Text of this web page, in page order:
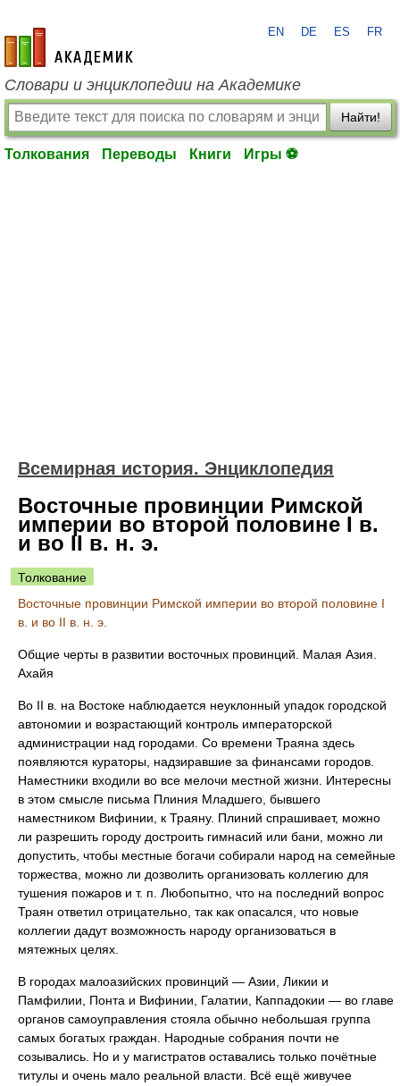
academic.ru
EN DE ES FR
Словари и энциклопедии на Академике
Найти!
Толкования Переводы Книги Игры ⚽
Всемирная история. Энциклопедия
Восточные провинции Римской
империи во второй половине I в.
и во II в. н. э.
Толкование
Восточные провинции Римской империи во второй половине I
в. и во II в. н. э.
Общие черты в развитии восточных провинций. Малая Азия.
Ахайя
Во II в. на Востоке наблюдается неуклонный упадок городской
автономии и возрастающий контроль императорской
администрации над городами. Со времени Траяна здесь
появляются кураторы, надзиравшие за финансами городов.
Наместники входили во все мелочи местной жизни. Интересны
в этом смысле письма Плиния Младшего, бывшего
наместником Вифинии, к Траяну. Плиний спрашивает, можно
ли разрешить городу достроить гимнасий или бани, можно ли
допустить, чтобы местные богачи собирали народ на семейные
торжества, можно ли дозволить организовать коллегию для
тушения пожаров и т. п. Любопытно, что на последний вопрос
Траян ответил отрицательно, так как опасался, что новые
коллегии дадут возможность народу организоваться в
мятежных целях.
В городах малоазийских провинций — Азии, Ликии и
Памфилии, Понта и Вифинии, Галатии, Каппадокии — во главе
органов самоуправления стояла обычно небольшая группа
самых богатых граждан. Народные собрания почти не
созывались. Но и у магистратов оставались только почётные
титулы и очень мало реальной власти. Всё ещё живучее